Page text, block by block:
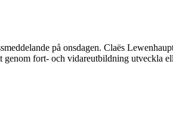
på onsdagen. Claës
genom fort- och vidareutbildning utveckla